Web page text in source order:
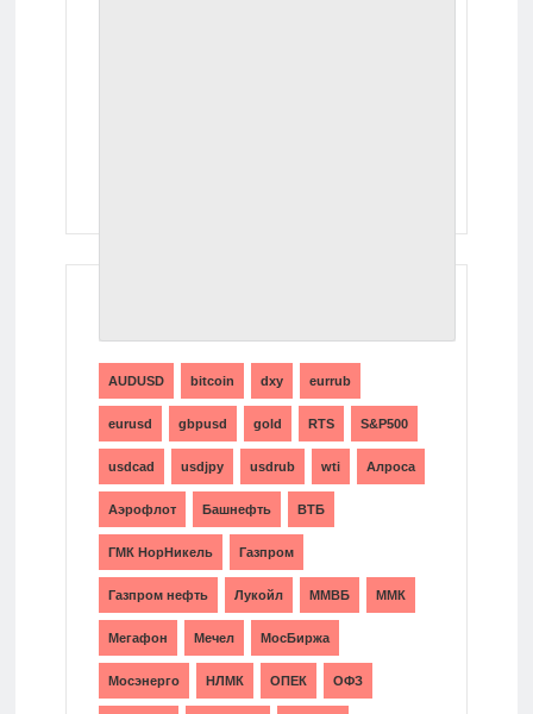
AUDUSD bitcoin dxy eurrub
eurusd gbpusd gold RTS S&P500
usdcad usdjpy usdrub wti Алроса
Аэрофлот Башнефть ВТБ
ГМК НорНикель Газпром
Газпром нефть Лукойл ММВБ ММК
Мегафон Мечел МосБиржа
Мосэнерго НЛМК ОПЕК ОФЗ